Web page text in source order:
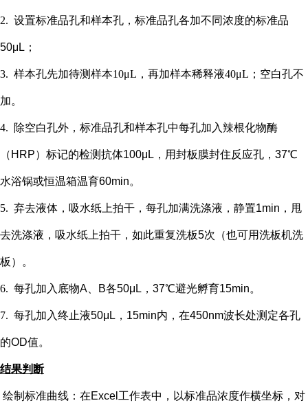
2. 设置标准品孔和样本孔 ，标准品孔各加不同浓度的标准品
50μL；
3. 样本孔先加待测样本10μL，再加样本稀释液40μL； 空白孔不
加。
4. 除空白孔外， 标准品孔和样本孔中每孔加入辣根化物酶
（ HRP）标记的检测抗体100μL，用封板膜封住反应孔，37℃
水浴锅或恒温箱温育60min。
5. 弃去液体，吸水纸上拍干，每孔加满洗涤液，静置1min，甩
去洗涤液，吸水纸上拍干，如此重复洗板5次（也可用洗板机洗
板）。
6. 每孔加入底物A、B各50μL，37℃避光孵育15min。
7. 每孔加入终止液50μL，15min内，在450nm波长处测定各孔
的OD值。
结果判断
绘制标准曲线：在Excel工作表中，以标准品浓度作横坐标，对